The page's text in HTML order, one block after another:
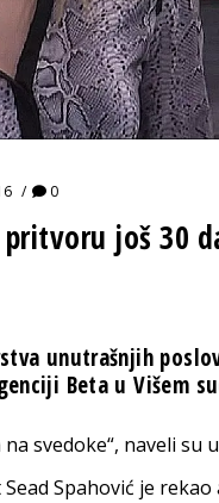
0
još 30
unutrašnjih
Beta u Višem
svedoke“, naveli su
Spahović je